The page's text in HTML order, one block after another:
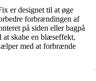
er designet til at øge
forbrændingen af
på siden eller bagpå
skabe en blæseffekt,
med at forbrænde